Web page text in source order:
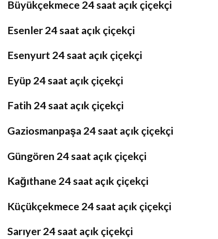
Büyükçekmece 24 saat açık çiçekçi
Esenler 24 saat açık çiçekçi
Esenyurt 24 saat açık çiçekçi
Eyüp 24 saat açık çiçekçi
Fatih 24 saat açık çiçekçi
Gaziosmanpaşa 24 saat açık çiçekçi
Güngören 24 saat açık çiçekçi
Kağıthane 24 saat açık çiçekçi
Küçükçekmece 24 saat açık çiçekçi
Sarıyer 24 saat açık çiçekçi